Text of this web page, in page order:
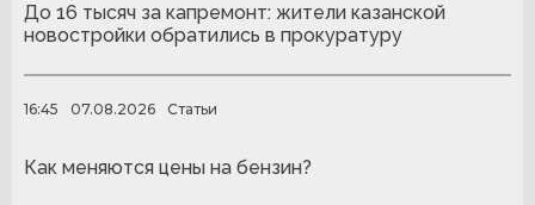
До 16 тысяч за капремонт: жители казанской
новостройки обратились в прокуратуру
16:45 07.08.2026 Статьи
Как меняются цены на бензин?